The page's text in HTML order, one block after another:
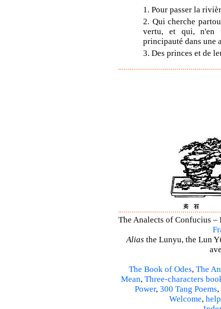
1. Pour passer la
2. Qui cherche
vertu, et qui, n'en
principauté dans une
3. Des princes et de
The Analects of Confucius
Alias the Lunyu, the Lun
The Book of Odes, The
Mean, Three-characters
Power, 300 Tang Poems,
Welcome, help